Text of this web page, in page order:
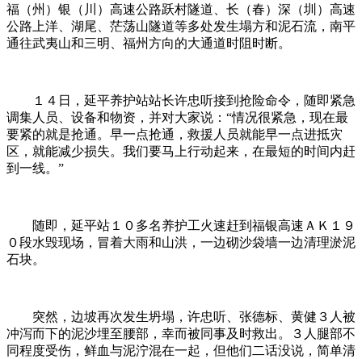
福（州）银（川）高速公路跃村隧道、长（春）深（圳）高速
公路上洋、湖尾、茫荡山隧道等多处发生塌方和泥石流，南平
通往武夷山和三明、福州方向的大通道时阻时断。
１４日，延平养护站站长许忠听接到抢险命令，随即紧急
调集人员、设备和物资，并对大家说：“情况很紧急，现在最
要紧的就是抢通。早一点抢通，救援人员就能早一点进抵灾
区，就能减少损失。我们要马上行动起来，在最短的时间内赶
到一线。”
随即，延平站１０多名养护工火速赶到福银高速ＡＫ１９
０段水毁现场，冒着大雨和山洪，一边砌沙袋墙一边清理淤泥
石块。
突然，边坡再次发生坍塌，许忠听、张德标、黄健３人被
冲泻而下的泥沙埋至腰部，幸而被同事及时救出。３人腿部不
同程度受伤，鲜血与泥泞混在一起，但他们二话没说，简单清